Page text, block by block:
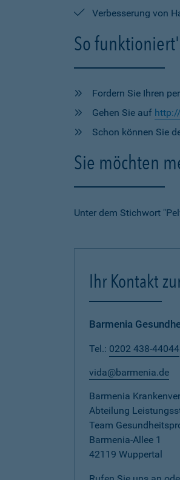
Verbesserung von
So
Fordern Sie Ihren
Gehen Sie auf
Schon können Sie
Sie möchten
Unter dem Stichwort
Ihr Kontakt
Barmenia
Tel.: 0202 438-44044
vida@barmenia.de
Barmenia
Abteilung
Team
Barmenia-Allee 1
42119 Wuppertal